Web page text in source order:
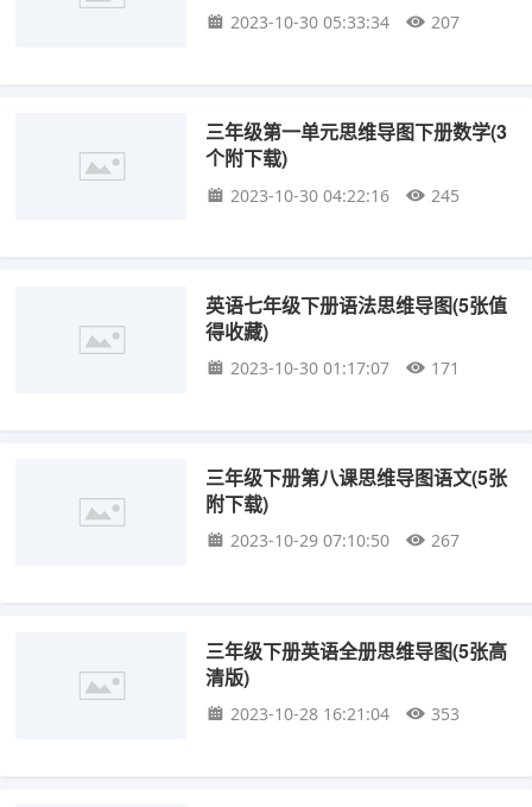
2023-10-30 05:33:34 207
三年级第一单元思维导图下册数学(3
个附下载)
2023-10-30 04:22:16 245
英语七年级下册语法思维导图(5张值
得收藏)
2023-10-30 01:17:07 171
三年级下册第八课思维导图语文(5张
附下载)
2023-10-29 07:10:50 267
三年级下册英语全册思维导图(5张高
清版)
2023-10-28 16:21:04 353